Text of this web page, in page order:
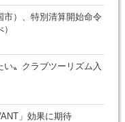
市）、特別清算開始命令
い〟クラブツーリズム入
」効果に期待